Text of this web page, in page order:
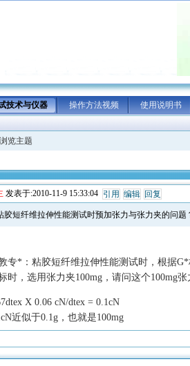
技术与仪器 操作方法视频 使用说明书
览主题
发表于:2010-11-9 15:33:04 引用 编辑 回复
胶短纤维拉伸性能测试时预加张力与张力夹的问题
专*：粘胶短纤维拉伸性能测试时，根据
时，选用张力夹100mg，请问这个100mg
X 0.06 cN/dtex = 0.1cN
近似于0.1g，也就是100mg